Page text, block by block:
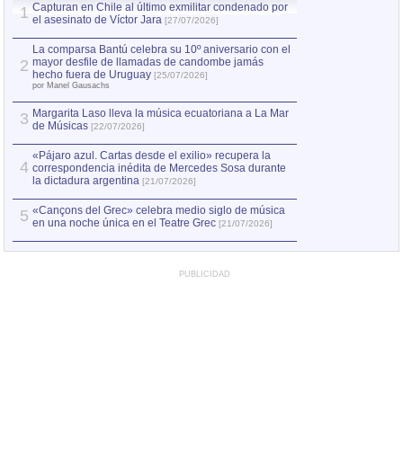
1 Capturan en Chile al último exmilitar condenado por
el asesinato de Víctor Jara [27/07/2026]
2
La comparsa Bantú celebra su 10º aniversario con el
mayor desfile de llamadas de candombe jamás
hecho fuera de Uruguay [25/07/2026]
por Manel Gausachs
3 Margarita Laso lleva la música ecuatoriana a La Mar
de Músicas [22/07/2026]
4
«Pájaro azul. Cartas desde el exilio» recupera la
correspondencia inédita de Mercedes Sosa durante
la dictadura argentina [21/07/2026]
5 «Cançons del Grec» celebra medio siglo de música
en una noche única en el Teatre Grec [21/07/2026]
PUBLICIDAD